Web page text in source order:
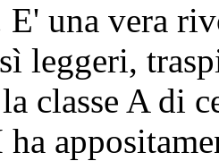
una vera
leggeri,
classe A di